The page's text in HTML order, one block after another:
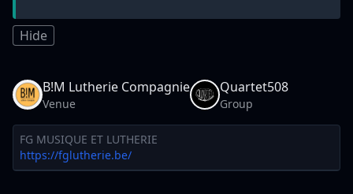
Hide
B!M Lutherie Compagnie
Venue
Quartet508
Group
FG MUSIQUE ET LUTHERIE
https://fglutherie.be/